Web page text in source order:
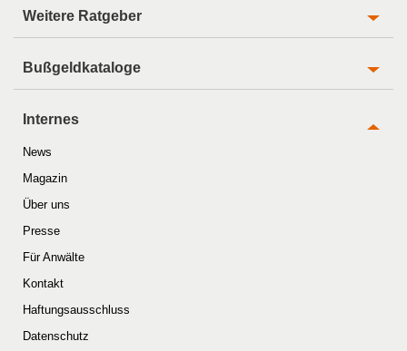
Weitere Ratgeber
Bußgeldkataloge
Internes
News
Magazin
Über uns
Presse
Für Anwälte
Kontakt
Haftungsausschluss
Datenschutz